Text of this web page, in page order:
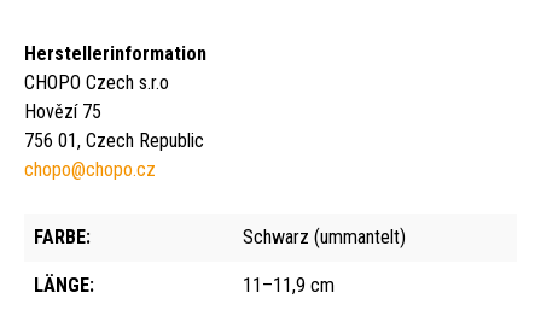
Herstellerinformation
CHOPO Czech s.r.o
Hovězí 75
756 01, Czech Republic
chopo@chopo.cz
FARBE: Schwarz (ummantelt)
LÄNGE: 11–11,9 cm